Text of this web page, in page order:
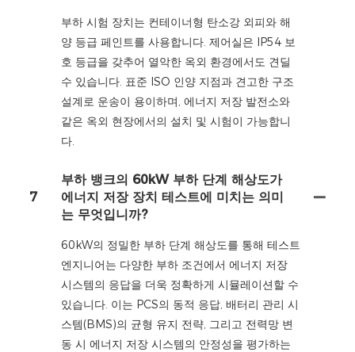
부하 시험 장치는 컨테이너형 탄소강 외피와 해
양 등급 페인트를 사용합니다. 제어실은 IP54 보
호 등급을 갖추어 열악한 옥외 환경에서도 견딜
수 있습니다. 표준 ISO 인양 지점과 견고한 구조
설계로 운송이 용이하며, 에너지 저장 발전소와
같은 옥외 현장에서의 설치 및 시험이 가능합니
다.
7
부하 뱅크의 60kW 부하 단계 해상도가
에너지 저장 장치 테스트에 미치는 의미
는 무엇입니까?
60kW의 정밀한 부하 단계 해상도를 통해 테스트
엔지니어는 다양한 부하 조건에서 에너지 저장
시스템의 응답을 더욱 정확하게 시뮬레이션할 수
있습니다. 이는 PCS의 동적 응답, 배터리 관리 시
스템(BMS)의 균형 유지 전략, 그리고 전력망 변
동 시 에너지 저장 시스템의 안정성을 평가하는